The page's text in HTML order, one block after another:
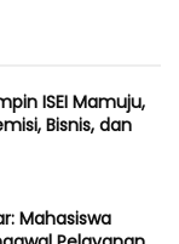
ISEI Mamuju,
Bisnis, dan
Mahasiswa